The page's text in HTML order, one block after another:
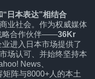
日本表达”相结合
业社会。作为权威媒体
略合作伙伴——36Kr
业进入日本市场提供了
场认可、并始终坚持本
News、
阵与8000+人的本土